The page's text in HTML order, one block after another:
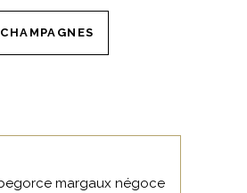
CHAMPAGNES